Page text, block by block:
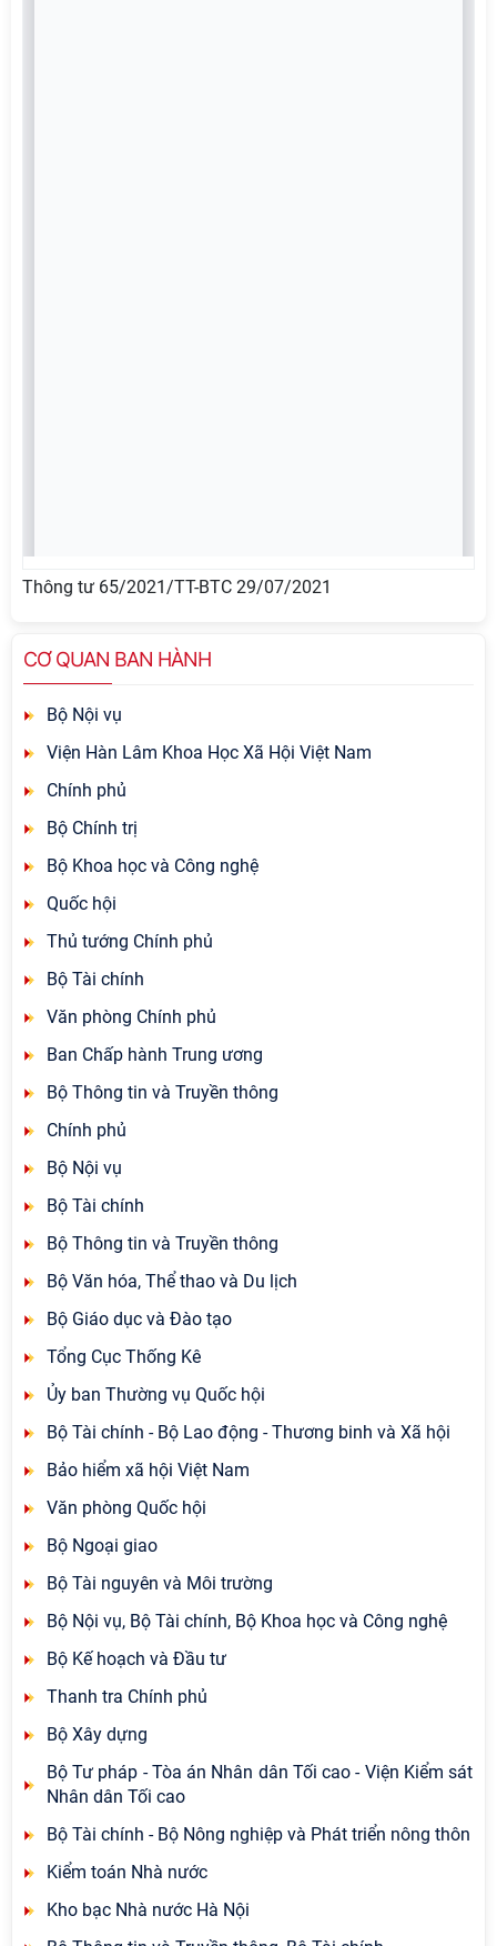
Thông tư 65/2021/TT-BTC 29/07/2021
CƠ QUAN BAN HÀNH
Bộ Nội vụ
Viện Hàn Lâm Khoa Học Xã Hội Việt Nam
Chính phủ
Bộ Chính trị
Bộ Khoa học và Công nghệ
Quốc hội
Thủ tướng Chính phủ
Bộ Tài chính
Văn phòng Chính phủ
Ban Chấp hành Trung ương
Bộ Thông tin và Truyền thông
Chính phủ
Bộ Nội vụ
Bộ Tài chính
Bộ Thông tin và Truyền thông
Bộ Văn hóa, Thể thao và Du lịch
Bộ Giáo dục và Đào tạo
Tổng Cục Thống Kê
Ủy ban Thường vụ Quốc hội
Bộ Tài chính - Bộ Lao động - Thương binh và Xã hội
Bảo hiểm xã hội Việt Nam
Văn phòng Quốc hội
Bộ Ngoại giao
Bộ Tài nguyên và Môi trường
Bộ Nội vụ, Bộ Tài chính, Bộ Khoa học và Công nghệ
Bộ Kế hoạch và Đầu tư
Thanh tra Chính phủ
Bộ Xây dựng
Bộ Tư pháp - Tòa án Nhân dân Tối cao - Viện Kiểm sát
Nhân dân Tối cao
Bộ Tài chính - Bộ Nông nghiệp và Phát triển nông thôn
Kiểm toán Nhà nước
Kho bạc Nhà nước Hà Nội